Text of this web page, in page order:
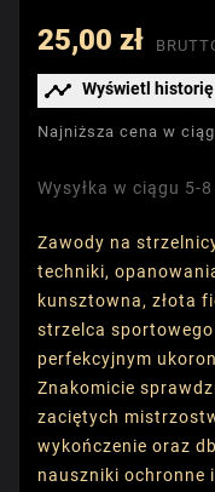
25,00 zł
 Wyświetl
Najniższa cena w
Wysyłka w ciągu 5-
Zawody na
techniki,
kunsztowna, złota
strzelca
perfekcyjnym
Znakomicie
zaciętych
wykończenie oraz
nauszniki ochronne